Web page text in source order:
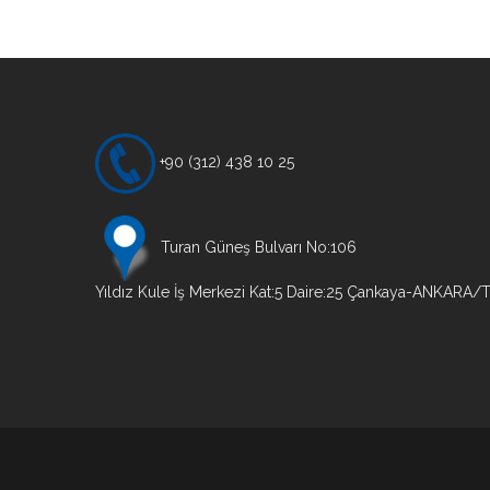
+90 (312) 438 10 25
Turan Güneş Bulvarı No:106
Yıldız Kule İş Merkezi Kat:5 Daire:25 Çankaya-ANKARA/